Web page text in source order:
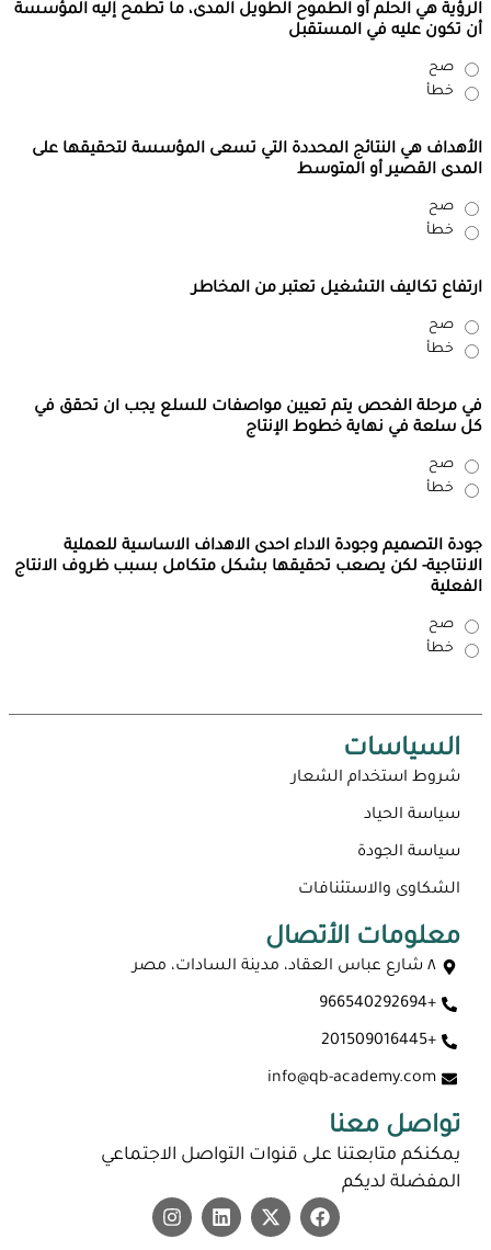
الرؤية هي الحلم أو الطموح الطويل المدى، ما تطمح إليه المؤسسة
أن تكون عليه في المستقبل
صح
خطأ
الأهداف هي النتائج المحددة التي تسعى المؤسسة لتحقيقها على
المدى القصير أو المتوسط
صح
خطأ
ارتفاع تكاليف التشغيل تعتبر من المخاطر
صح
خطأ
في مرحلة الفحص يتم تعيين مواصفات للسلع يجب ان تحقق في
كل سلعة في نهاية خطوط الإنتاج
صح
خطأ
جودة التصميم وجودة الاداء احدى الاهداف الاساسية للعملية
الانتاجية- لكن يصعب تحقيقها بشكل متكامل بسبب ظروف الانتاج
الفعلية
صح
خطأ
السياسات
شروط استخدام الشعار
سياسة الحياد
سياسة الجودة
الشكاوى والاستئنافات
معلومات الأتصال
٨ شارع عباس العقاد، مدينة السادات، مصر
+966540292694
+201509016445
info@qb-academy.com
تواصل معنا
يمكنكم متابعتنا على قنوات التواصل الاجتماعي
المفضلة لديكم